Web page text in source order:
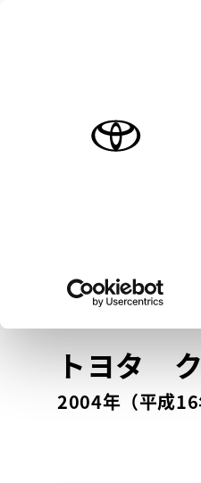
オー
トヨタ認定中古車
トヨ
トヨタ
2004年（平成